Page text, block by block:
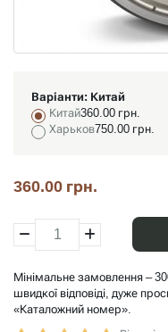
Варіанти: Китай
Китай360.00 грн.
Харьков750.00 грн.
360.00 грн.
Мінімальне замовлення –
швидкої відповіді, дуже
«Каталожний номер».